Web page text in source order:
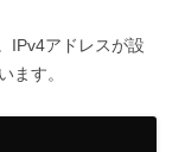
IPv4アドレスが設
ます。